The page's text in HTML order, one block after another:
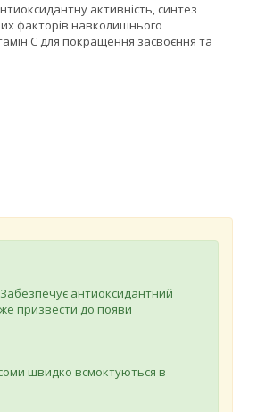
активність, синтез
факторів навколишнього
С для покращення засвоєння та
Забезпечує антиоксидантний
призвести до появи
швидко всмоктуються в